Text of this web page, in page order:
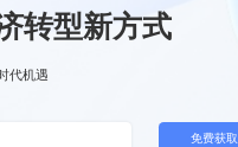
转型新方式
代机遇
免费获取